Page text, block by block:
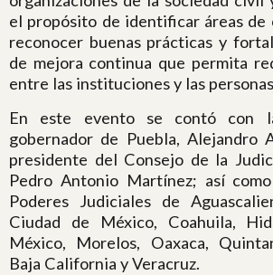
el propósito de identificar áreas de
reconocer buenas prácticas y
de mejora continua que permita
entre las instituciones y las
En este evento se contó con
gobernador de Puebla, Alejandro
presidente del Consejo de la
Pedro Antonio Martínez; así
Poderes Judiciales de
Ciudad de México, Coahuila,
México, Morelos, Oaxaca,
Baja California y Veracruz.